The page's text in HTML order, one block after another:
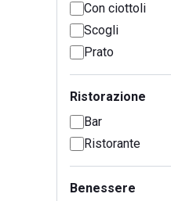
Con ciottoli
Scogli
Prato
Ristorazione
Bar
Ristorante
Benessere